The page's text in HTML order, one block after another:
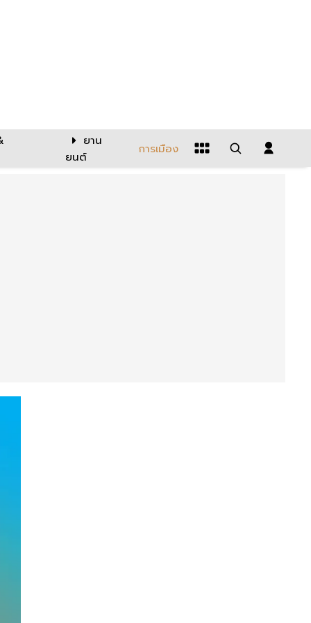
ยาน
ยนต์
การเมือง